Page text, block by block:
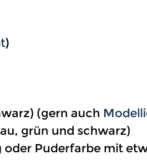
)
(gern auch
grün und schwarz)
Puderfarbe mit